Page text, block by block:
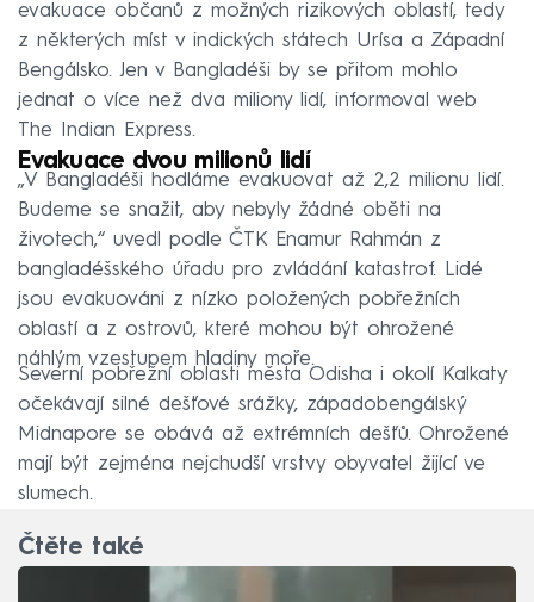
evakuace občanů z možných rizikových oblastí, tedy
z některých míst v indických státech Urísa a Západní
Bengálsko. Jen v Bangladéši by se přitom mohlo
jednat o více než dva miliony lidí, informoval web
The Indian Express.
Evakuace dvou milionů lidí
„V Bangladéši hodláme evakuovat až 2,2 milionu lidí.
Budeme se snažit, aby nebyly žádné oběti na
životech,“ uvedl podle ČTK Enamur Rahmán z
bangladéšského úřadu pro zvládání katastrof. Lidé
jsou evakuováni z nízko položených pobřežních
oblastí a z ostrovů, které mohou být ohrožené
náhlým vzestupem hladiny moře.
Severní pobřežní oblasti města Odisha i okolí Kalkaty
očekávají silné dešťové srážky, západobengálský
Midnapore se obává až extrémních dešťů. Ohrožené
mají být zejména nejchudší vrstvy obyvatel žijící ve
slumech.
Čtěte také